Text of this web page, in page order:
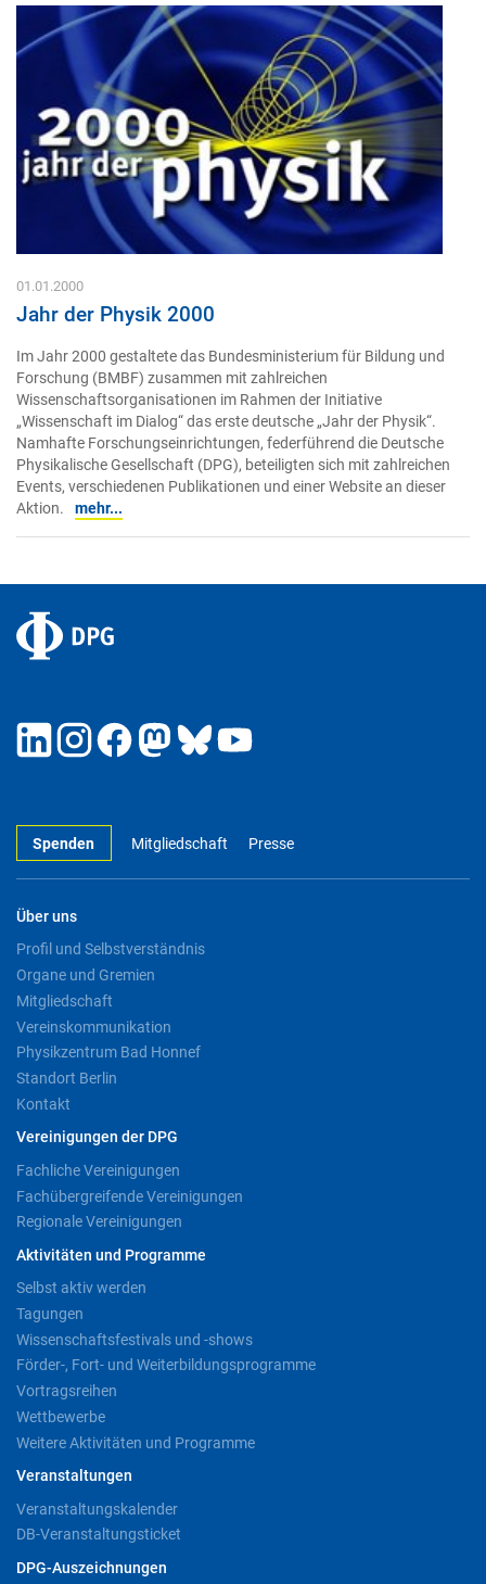
01.01.2000
Jahr der Physik 2000
Im Jahr 2000 gestaltete das Bundesministerium für Bildung und
Forschung (BMBF) zusammen mit zahlreichen
Wissenschaftsorganisationen im Rahmen der Initiative
„Wissenschaft im Dialog“ das erste deutsche „Jahr der Physik“.
Namhafte Forschungseinrichtungen, federführend die Deutsche
Physikalische Gesellschaft (DPG), beteiligten sich mit zahlreichen
Events, verschiedenen Publikationen und einer Website an dieser
Aktion.
mehr...
Spenden Mitgliedschaft Presse
Über uns
Profil und Selbstverständnis
Organe und Gremien
Mitgliedschaft
Vereinskommunikation
Physikzentrum Bad Honnef
Standort Berlin
Kontakt
Vereinigungen der DPG
Fachliche Vereinigungen
Fachübergreifende Vereinigungen
Regionale Vereinigungen
Aktivitäten und Programme
Selbst aktiv werden
Tagungen
Wissenschaftsfestivals und -shows
Förder-, Fort- und Weiterbildungsprogramme
Vortragsreihen
Wettbewerbe
Weitere Aktivitäten und Programme
Veranstaltungen
Veranstaltungskalender
DB-Veranstaltungsticket
DPG-Auszeichnungen